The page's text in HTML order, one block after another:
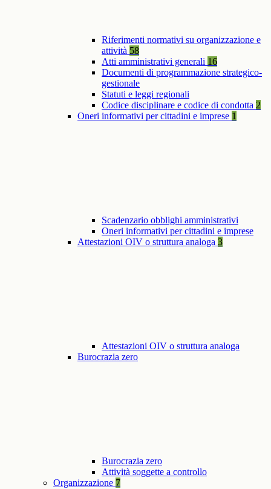
Riferimenti normativi su organizzazione e
attività 58
Atti amministrativi generali 16
Documenti di programmazione strategico-
gestionale
Statuti e leggi regionali
Codice disciplinare e codice di condotta 2
Oneri informativi per cittadini e imprese 1
Scadenzario obblighi amministrativi
Oneri informativi per cittadini e imprese
Attestazioni OIV o struttura analoga 3
Attestazioni OIV o struttura analoga
Burocrazia zero
Burocrazia zero
Attività soggette a controllo
Organizzazione 7